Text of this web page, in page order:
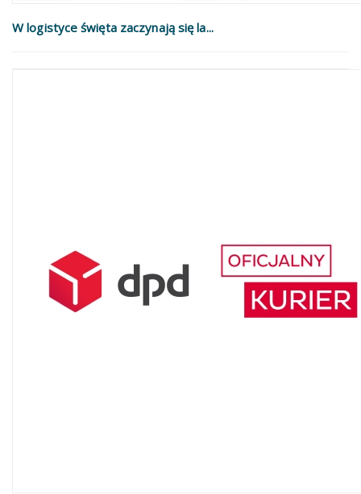
W logistyce święta zaczynają się la...